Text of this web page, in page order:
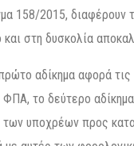
158/2015, διαφέρουν
και στη δυσκολία
αδίκημα αφορά
το δεύτερο
των υποχρέων προς